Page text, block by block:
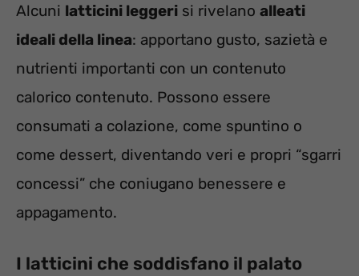
Alcuni latticini leggeri si rivelano alleati
ideali della linea: apportano gusto, sazietà e
nutrienti importanti con un contenuto
calorico contenuto. Possono essere
consumati a colazione, come spuntino o
come dessert, diventando veri e propri “sgarri
concessi” che coniugano benessere e
appagamento.
I latticini che soddisfano il palato